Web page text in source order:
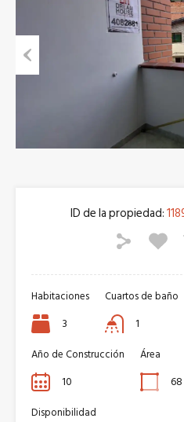
ID de la propiedad:
Habitaciones
3
Cuartos de baño
1
Año de Construcción
10
Área
68
Disponibilidad